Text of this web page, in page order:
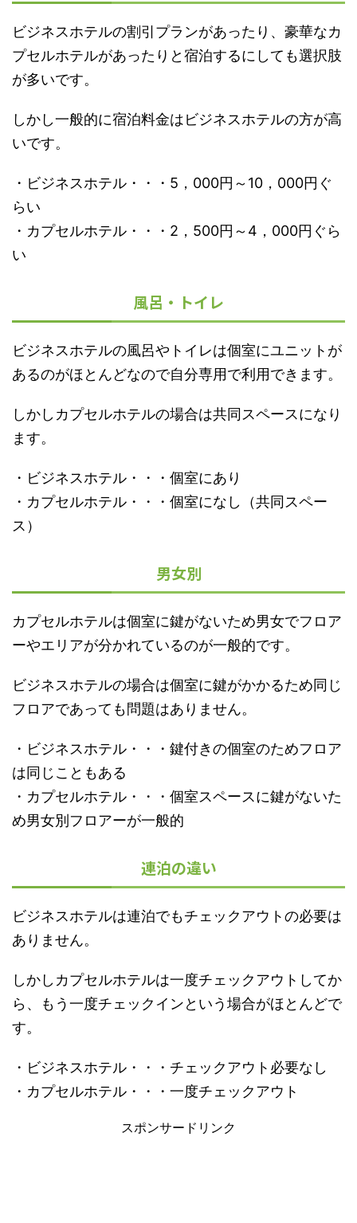
ビジネスホテルの割引プランがあったり、豪華なカ
プセルホテルがあったりと宿泊するにしても選択肢
が多いです。
しかし一般的に宿泊料金はビジネスホテルの方が高
いです。
・ビジネスホテル・・・5，000円～10，000円ぐ
らい
・カプセルホテル・・・2，500円～4，000円ぐら
い
風呂・トイレ
ビジネスホテルの風呂やトイレは個室にユニットが
あるのがほとんどなので自分専用で利用できます。
しかしカプセルホテルの場合は共同スペースになり
ます。
・ビジネスホテル・・・個室にあり
・カプセルホテル・・・個室になし（共同スペー
ス）
男女別
カプセルホテルは個室に鍵がないため男女でフロア
ーやエリアが分かれているのが一般的です。
ビジネスホテルの場合は個室に鍵がかかるため同じ
フロアであっても問題はありません。
・ビジネスホテル・・・鍵付きの個室のためフロア
は同じこともある
・カプセルホテル・・・個室スペースに鍵がないた
め男女別フロアーが一般的
連泊の違い
ビジネスホテルは連泊でもチェックアウトの必要は
ありません。
しかしカプセルホテルは一度チェックアウトしてか
ら、もう一度チェックインという場合がほとんどで
す。
・ビジネスホテル・・・チェックアウト必要なし
・カプセルホテル・・・一度チェックアウト
スポンサードリンク